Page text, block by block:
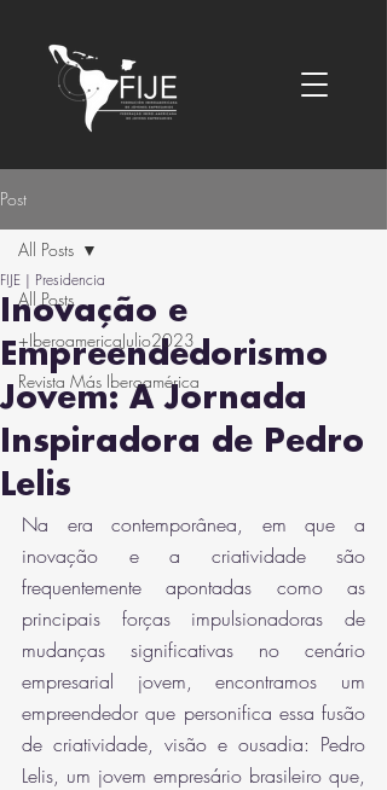
Post
All Posts
+IberoamericaJulio2023
Revista Más Iberoamérica
All Posts
Inovação e
Empreendedorismo
Jovem: A Jornada
Inspiradora de Pedro
Lelis
FIJE | Presidencia
Na era contemporânea, em que a
inovação e a criatividade são
frequentemente apontadas como as
principais forças impulsionadoras de
mudanças significativas no cenário
empresarial jovem, encontramos um
empreendedor que personifica essa fusão
de criatividade, visão e ousadia: Pedro
Lelis, um jovem empresário brasileiro que,